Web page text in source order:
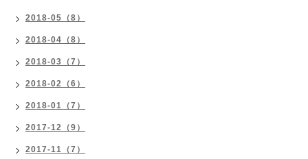
2018-05（8）
2018-04（8）
2018-03（7）
2018-02（6）
2018-01（7）
2017-12（9）
2017-11（7）